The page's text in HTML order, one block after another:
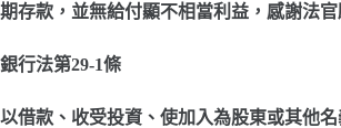
期存款 ，並無給付顯不相當利益 ，感謝法
銀行法第29-1條
以借款、收受投資、使加入為股東或其他